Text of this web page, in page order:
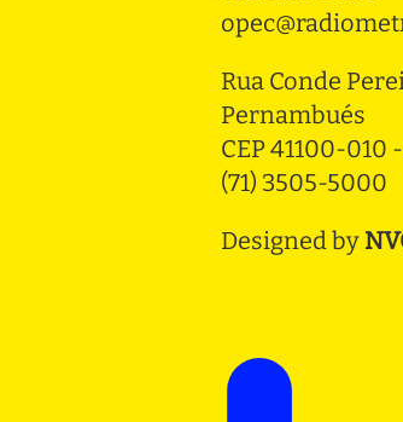
Rua Conde
Pernambués
CEP 41100-010
(71) 3505-5000
Designed by